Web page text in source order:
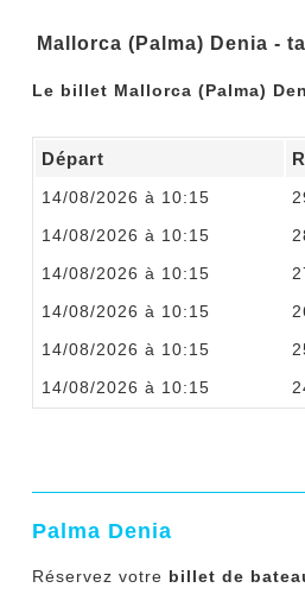
Mallorca (Palma) Denia -
Le billet Mallorca (Palma)
Départ
14/08/2026 à 10:15
14/08/2026 à 10:15
14/08/2026 à 10:15
14/08/2026 à 10:15
14/08/2026 à 10:15
14/08/2026 à 10:15
Palma Denia
Réservez votre billet de